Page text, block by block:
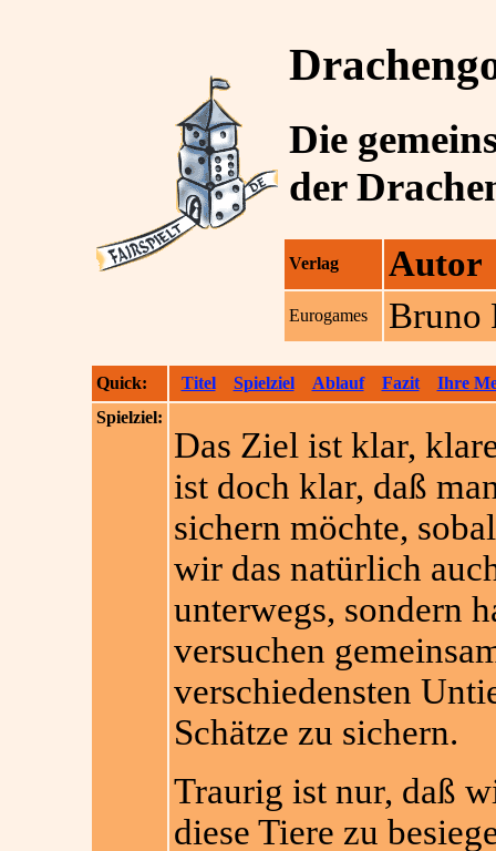
Die
der
Verlag Autor
Eurogames Bruno
Quick: Titel Spielziel Ablauf Fazit
Ihre
Spielziel:
Das Ziel ist klar,
ist doch klar, daß
sichern möchte,
wir das natürlich
unterwegs, sondern
versuchen
verschiedensten
Schätze zu sichern.
Traurig ist nur, daß
diese Tiere zu